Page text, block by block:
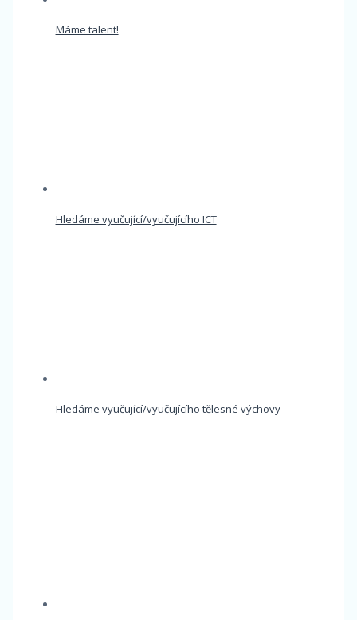
Máme talent!
Hledáme vyučující/vyučujícího ICT
Hledáme vyučující/vyučujícího tělesné výchovy